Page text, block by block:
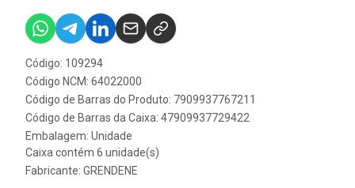
Código: 109294
Código NCM: 64022000
Código de Barras do Produto: 7909937767211
Código de Barras da Caixa: 47909937729422
Embalagem: Unidade
Caixa contém 6 unidade(s)
Fabricante: GRENDENE